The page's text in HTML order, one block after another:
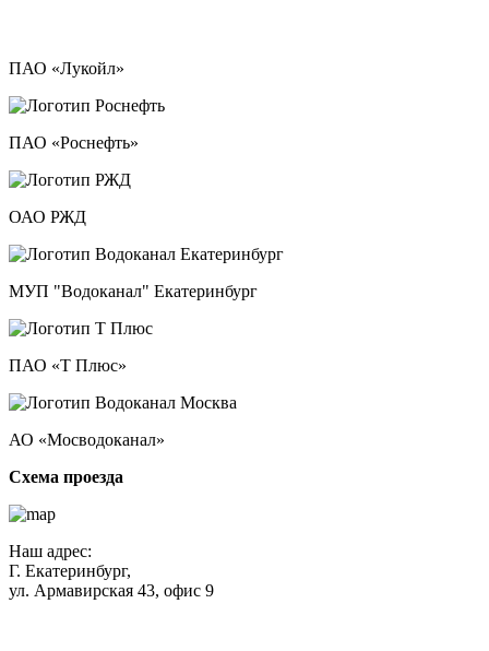
ПАО «Лукойл»
ПАО «Роснефть»
ОАО РЖД
МУП "Водоканал" Екатеринбург
ПАО «Т Плюс»
АО «Мосводоканал»
Схема проезда
Наш адрес:
Г. Екатеринбург,
ул. Армавирская 43, офис 9